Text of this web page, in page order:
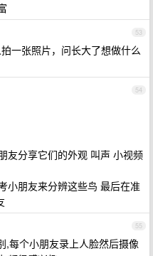
53
一张照片，问长大了想做什么
54
友分享它们的外观 叫声 小视频
小朋友来分辨这些鸟 最后在准
55
,每个小朋友录上人脸然后摄像